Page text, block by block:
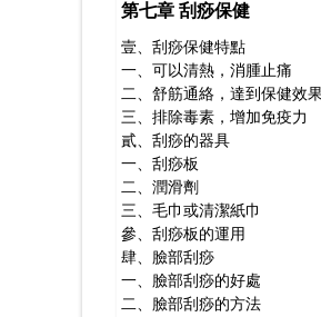
第七章 刮痧保健
壹、刮痧保健特點
一、可以清熱，消腫止痛
二、舒筋通絡，達到保健效
三、排除毒素，增加免疫力
貳、刮痧的器具
一、刮痧板
二、潤滑劑
三、毛巾或清潔紙巾
參、刮痧板的運用
肆、臉部刮痧
一、臉部刮痧的好處
二、臉部刮痧的方法